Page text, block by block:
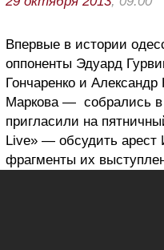
Впервые в истории
оппоненты Эдуард
Гончаренко и
Маркова — собрались
пригласили на
Live» — обсудить арест
фрагменты их